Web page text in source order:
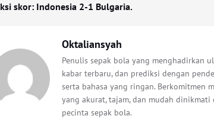
skor: Indonesia 2-1 Bulgaria.
Oktaliansyah
Penulis sepak bola yang menghadirkan
kabar terbaru, dan prediksi dengan
serta bahasa yang ringan. Berkomitmen
yang akurat, tajam, dan mudah dinikmati
pecinta sepak bola.